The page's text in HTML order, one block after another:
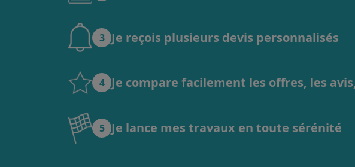
3 Je reçois plusieurs devis personnalisés
4 Je compare facilement les offres, les
5 Je lance mes travaux en toute sérénité